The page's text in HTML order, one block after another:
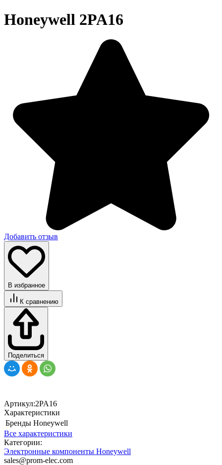
Honeywell 2PA16
Добавить отзыв
В избранное
К сравнению
Поделиться
Артикул:2PA16
Характеристики
Бренды Honeywell
Все характеристики
Категории:
Электронные компоненты Honeywell
sales@prom-elec.com